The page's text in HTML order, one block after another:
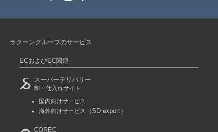
ラクーングループのサービス
ECおよびEC関連
スーパーデリバリー
卸・仕入れサイト
国内向けサービス
海外向けサービス
（SD export）
COREC